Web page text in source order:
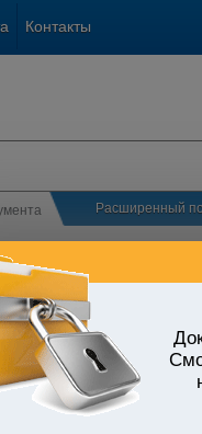
Контакты
Расширенный
УЗБЕКИСТАНА
Валютное
Республики